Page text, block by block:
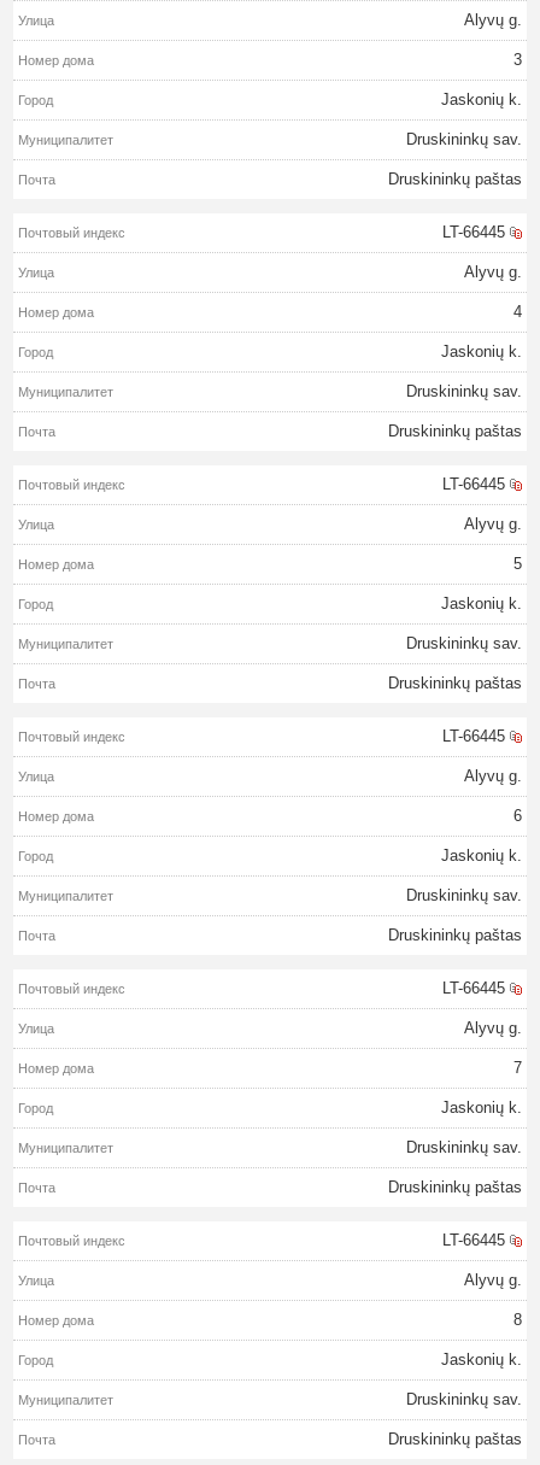
Alyvų g.
3
Jaskonių k.
Druskininkų sav.
Druskininkų paštas
LT-66445
Alyvų g.
4
Jaskonių k.
Druskininkų sav.
Druskininkų paštas
LT-66445
Alyvų g.
5
Jaskonių k.
Druskininkų sav.
Druskininkų paštas
LT-66445
Alyvų g.
6
Jaskonių k.
Druskininkų sav.
Druskininkų paštas
LT-66445
Alyvų g.
7
Jaskonių k.
Druskininkų sav.
Druskininkų paštas
LT-66445
Alyvų g.
8
Jaskonių k.
Druskininkų sav.
Druskininkų paštas